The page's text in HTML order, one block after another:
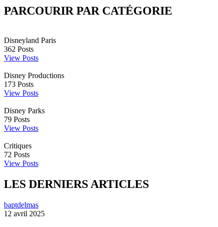
PARCOURIR PAR CATÉGORIE
Disneyland Paris
362 Posts
View Posts
Disney Productions
173 Posts
View Posts
Disney Parks
79 Posts
View Posts
Critiques
72 Posts
View Posts
LES DERNIERS ARTICLES
baptdelmas
12 avril 2025